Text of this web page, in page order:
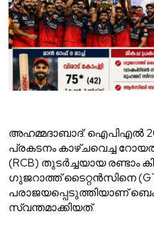
അഹമ്മദാബാദ്: ഐപിഎൽ
പ്രകടനം കാഴ്ചവെച്ച
(RCB) തുടർച്ചയായ രണ്ടാം
ഗുജറാത്ത് ടൈറ്റൻസിനെ
പരാജയപ്പെടുത്തിയാണ്
സ്വന്തമാക്കിയത്.